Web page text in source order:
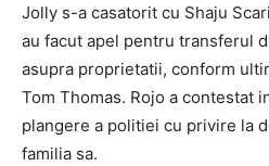
Jolly s-a casatorit cu Shaju
au facut apel pentru transferul
asupra proprietatii, conform
Tom Thomas. Rojo a contestat
plangere a politiei cu privire la
familia sa.